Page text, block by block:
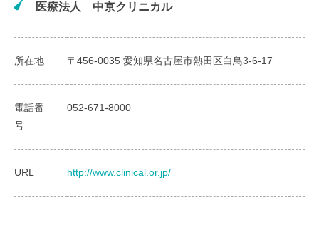
医療法人 中京クリニカル
所在地 〒456-0035 愛知県名古屋市熱田区白鳥3-6-17
電話番
号
052-671-8000
URL http://www.clinical.or.jp/